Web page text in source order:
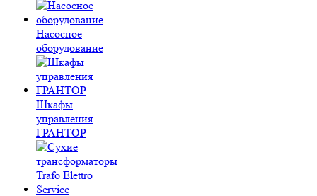
Насосное
оборудование
Шкафы
управления
ГРАНТОР